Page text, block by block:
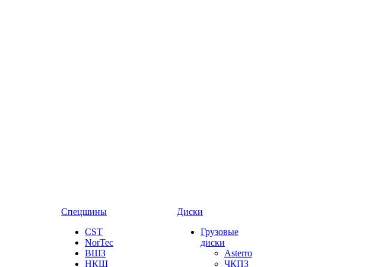
Спецшины
CST
NorTec
ВШЗ
НКШ
Диски
Грузовые
диски
Asterro
ЧКПЗ